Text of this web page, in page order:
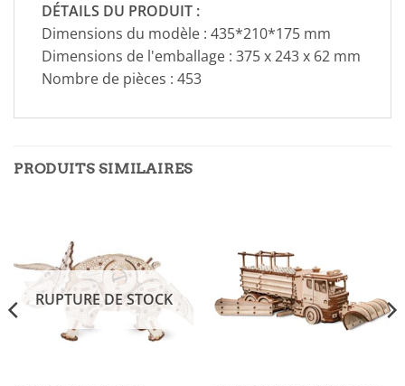
DÉTAILS DU PRODUIT :
Dimensions du modèle : 435*210*175 mm
Dimensions de l'emballage : 375 x 243 x 62 mm
Nombre de pièces : 453
PRODUITS SIMILAIRES
RUPTURE DE STOCK